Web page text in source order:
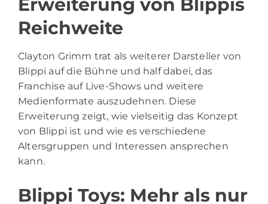
Erweiterung von Blippis
Reichweite
Clayton Grimm trat als weiterer Darsteller von
Blippi auf die Bühne und half dabei, das
Franchise auf Live-Shows und weitere
Medienformate auszudehnen. Diese
Erweiterung zeigt, wie vielseitig das Konzept
von Blippi ist und wie es verschiedene
Altersgruppen und Interessen ansprechen
kann.
Blippi Toys: Mehr als nur